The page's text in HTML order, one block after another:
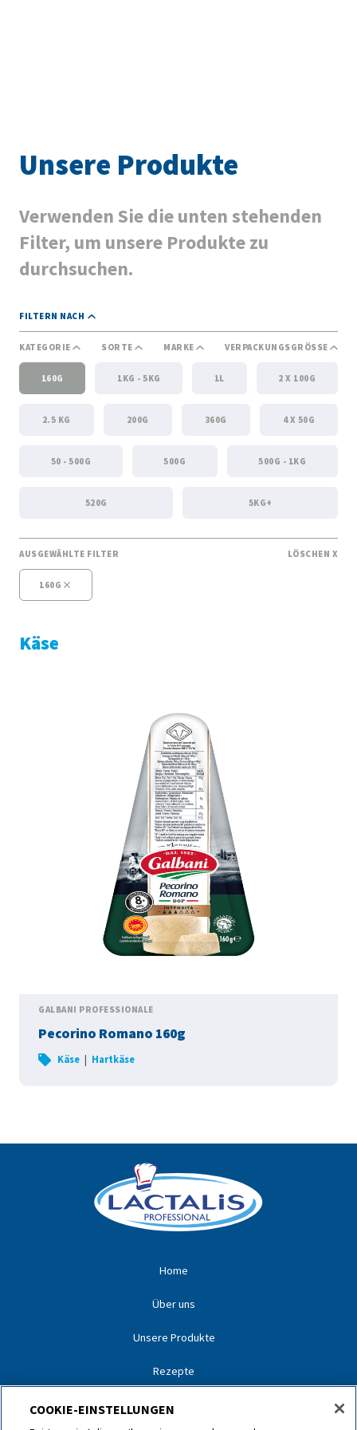
Unsere Produkte
Verwenden Sie die unten stehenden
Filter, um unsere Produkte zu
durchsuchen.
FILTERN NACH
KATEGORIE SORTE MARKE VERPACKUNGSGRÖSSE
160G 1KG - 5KG 1L 2 X 100G
2.5 KG 200G 360G 4 X 50G
50 - 500G 500G 500G - 1KG
520G 5KG+
AUSGEWÄHLTE FILTER
LÖSCHEN X
160G
Käse
GALBANI PROFESSIONALE
Pecorino Romano 160g
Käse | Hartkäse
Home
Über uns
Unsere Produkte
Rezepte
Unsere Partner
COOKIE-EINSTELLUNGEN